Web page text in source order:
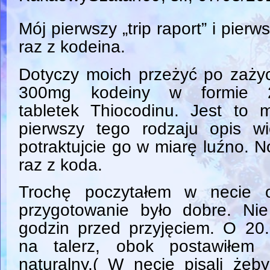
Mój pierwszy „trip raport” i
raz z kodeina.
Dotyczy moich przeżyć po
300mg kodeiny w formie
tabletek Thiocodinu. Jest to
pierwszy tego rodzaju opis
potraktujcie go w miarę luźno.
raz z koda.
Trochę poczytałem w
przygotowanie było dobre.
godzin przed przyjęciem. O
na talerz, obok
naturalny.( W necie pisali